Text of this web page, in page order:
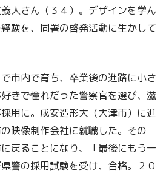
人さん（３４）。デザインを学ん
験を、同署の啓発活動に生かして
市内で育ち、卒業後の進路に小さ
きで憧れだった警察官を選び、滋
用に。成安造形大（大津市）に進
映像制作会社に就職した。その
戻ることになり、「最後にもう一
警の採用試験を受け、合格。２０